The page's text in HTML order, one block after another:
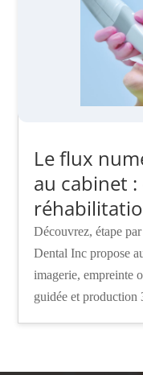
Le flux
au cabinet :
Découvrez, étape
Dental Inc propose
imagerie, empreinte
guidée et production